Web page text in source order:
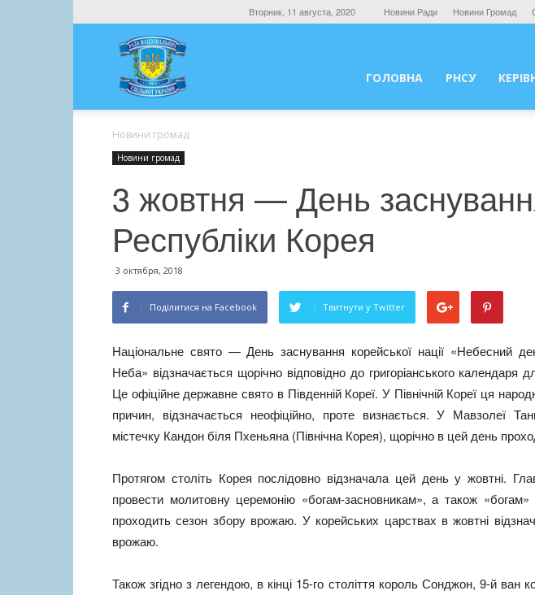
Вторник, 11 августа, 2020 Новини Ради Новини Громад
ГОЛОВНА РНСУ
Новини громад
Новини громад
3 жовтня — День
Республіки Корея
3 октября, 2018
Поділитися на Facebook Твитнути у Twitter
Національне свято — День заснування корейської нації «Небесний
Неба» відзначається щорічно відповідно до григоріанського календаря
Це офіційне державне свято в Південній Кореї. У Північній Кореї ця
причин, відзначається неофіційно, проте визнається. У Мавзолеї
містечку Кандон біля Пхеньяна (Північна Корея), щорічно в цей день
Протягом століть Корея послідовно відзначала цей день у жовтні.
провести молитовну церемонію «богам-засновникам», а також «богам»
проходить сезон збору врожаю. У корейських царствах в жовтні
врожаю.
Також згідно з легендою, в кінці 15-го століття король Сонджон, 9-й ван